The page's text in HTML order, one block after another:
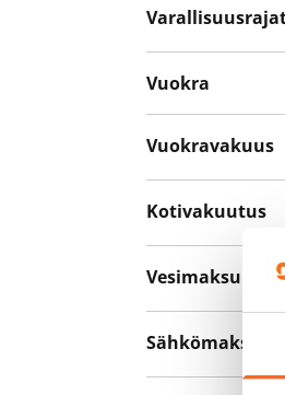
Vuokra
Vuokravakuus
Kotivakuutus
Vesimaksu
Sähkömaksu